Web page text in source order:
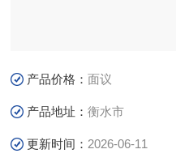
产品价格：面议
产品地址：衡水市
更新时间： 2026-06-11